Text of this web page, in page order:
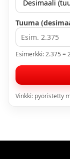
Tuuma
Esimerkki: 2.375 =
Vinkki: pyöristetty